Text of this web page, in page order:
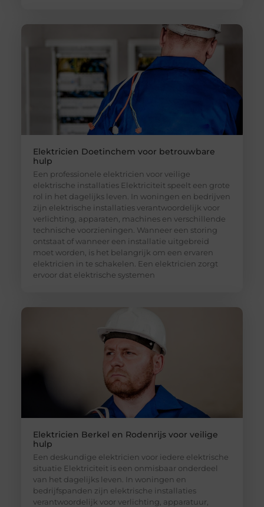
Elektricien Doetinchem voor betrouwbare
hulp
Een professionele elektricien voor veilige
elektrische installaties Elektriciteit speelt een grote
rol in het dagelijks leven. In woningen en bedrijven
zijn elektrische installaties verantwoordelijk voor
verlichting, apparaten, machines en verschillende
technische voorzieningen. Wanneer een storing
ontstaat of wanneer een installatie uitgebreid
moet worden, is het belangrijk om een ervaren
elektricien in te schakelen. Een elektricien zorgt
ervoor dat elektrische systemen
Elektricien Berkel en Rodenrijs voor veilige
hulp
Een deskundige elektricien voor iedere elektrische
situatie Elektriciteit is een onmisbaar onderdeel
van het dagelijks leven. In woningen en
bedrijfspanden zijn elektrische installaties
verantwoordelijk voor verlichting, apparatuur,